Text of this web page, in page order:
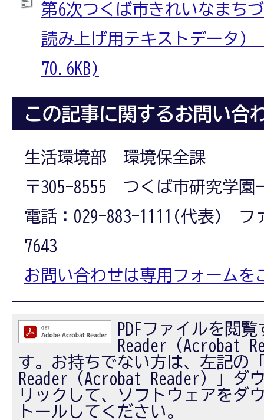
第6次つくば市きれいなまち
読み上げ用テキストデータ
70.6KB)
この記事に関するお問い合
生活環境部 環境保全課
〒305-8555 つくば市研究学園
電話：029-883-1111(代表) フ
7643
お問い合わせは専用フォームを
PDFファイルを閲
Reader（Acrobat
す。お持ちでない方は、左記の
Reader（Acrobat Reader）」ダ
リックして、ソフトウェアをダ
トールしてください。